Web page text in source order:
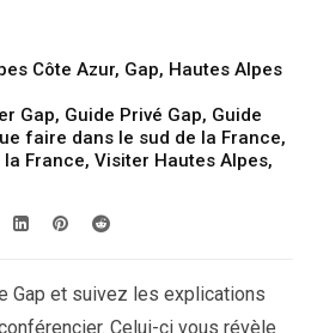
Côte Azur, Gap, Hautes Alpes
Gap, Guide Privé Gap, Guide
faire dans le sud de la France,
France, Visiter Hautes Alpes,
Gap et suivez les explications
Celui-ci vous révèle